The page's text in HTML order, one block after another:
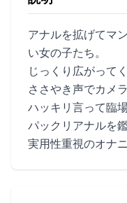
アナルを拡げてマ
い女の子たち。
じっくり広がって
ささやき声でカメ
ハッキリ言って臨
パックリアナルを
実用性重視のオナ